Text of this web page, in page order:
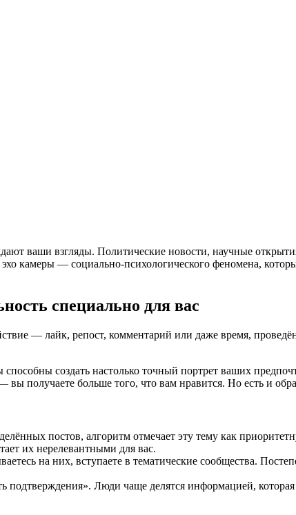
ваши взгляды. Политические новости, научные
камеры — социально-психологического феномена,
специально для вас
— лайк, репост, комментарий или даже время,
создать настолько точный портрет ваших
получаете больше того, что вам нравится. Но есть и
постов, алгоритм отмечает эту тему как
их нерелевантными для вас.
на них, вступаете в тематические сообщества.
подтверждения». Люди чаще делятся информацией, которая